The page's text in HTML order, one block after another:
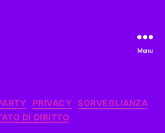
Menu
Categorie
PRIVACY
SORVEGLIANZA
DI DIRITTO